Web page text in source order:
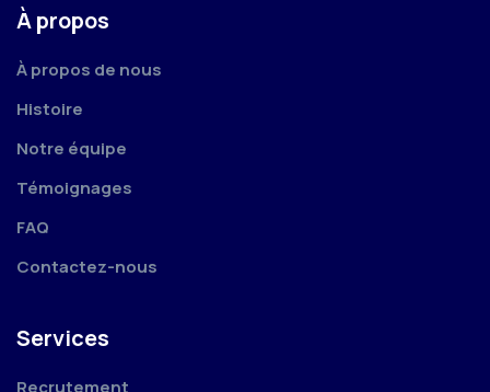
À propos
À propos de nous
Histoire
Notre équipe
Témoignages
FAQ
Contactez-nous
Services
Recrutement